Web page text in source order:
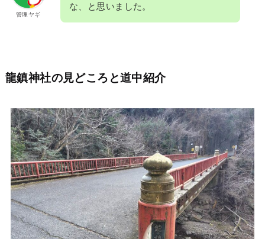
管理ヤギ
な、と思いました。
龍鎮神社の見どころと道中紹介